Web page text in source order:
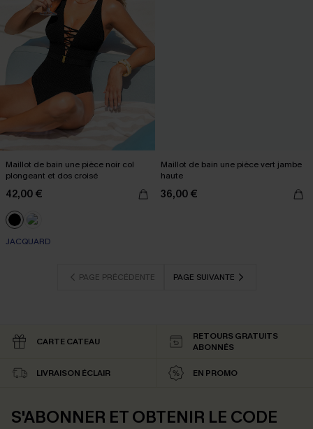
Maillot de bain une pièce noir col
plongeant et dos croisé
42,00 €
JACQUARD
Maillot de bain une pièce vert jambe
haute
36,00 €
PAGE PRÉCÉDENTE PAGE SUIVANTE
CARTE CATEAU
RETOURS GRATUITS
ABONNÉS
LIVRAISON ÉCLAIR EN PROMO
S'ABONNER ET OBTENIR LE CODE